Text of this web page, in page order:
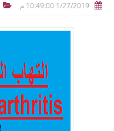
 1/27/2019 10:49:00 م 